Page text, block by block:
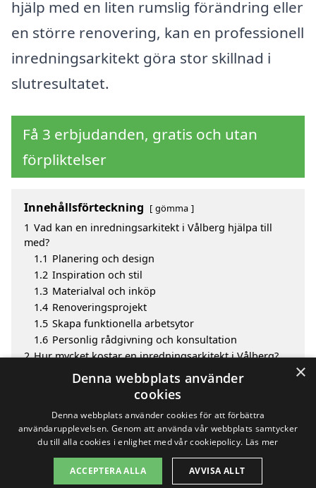
hjälp med en liten rumslig förändring eller
en större renovering, kan en professionell
inredningsarkitekt göra stor skillnad i
slutresultatet.
Få 3 erbjudanden, gratis och utan
förpliktelser
Innehållsförteckning gömma
1 Vad kan en inredningsarkitekt i Vålberg hjälpa till
med?
1.1 Planering och design
1.2 Inspiration och stil
1.3 Materialval och inköp
1.4 Renoveringsprojekt
1.5 Skapa funktionella arbetsytor
1.6 Personlig rådgivning och konsultation
2 Hur mycket kostar en inredningsarkitekt i Vålberg?
Fördelar med att välja inredningsarkitekt i Vålberg
Sök efter en skicklig inredningsarkitekt i de
omgivande städerna Vålberg
Copyright 2026 - Pilanto Aps
×
Denna webbplats använder
cookies
Denna webbplats använder cookies för att förbättra
användarupplevelsen. Genom att använda vår webbplats samtycker
du till alla cookies i enlighet med vår cookiepolicy. Läs mer
ACCEPTERA ALLA AVVISA ALLT